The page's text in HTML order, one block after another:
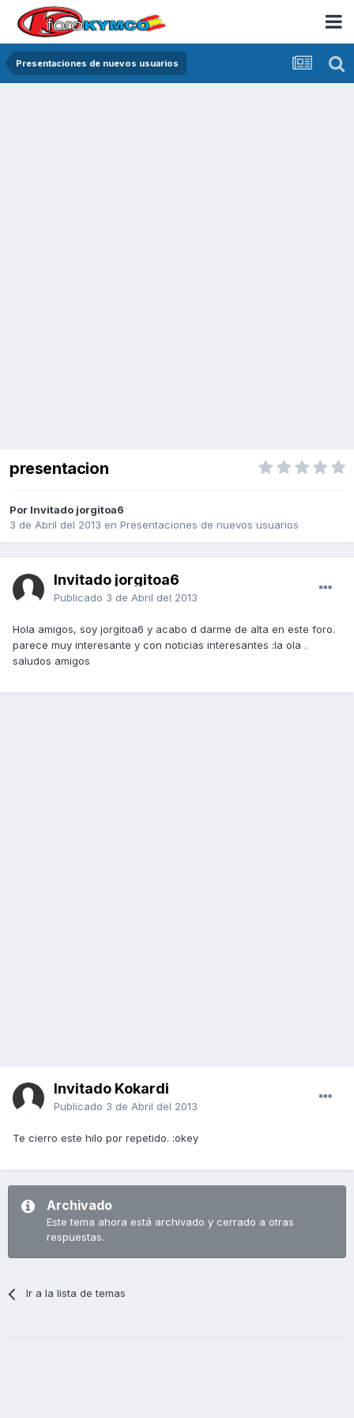
Presentaciones de nuevos usuarios
presentacion
Por Invitado jorgitoa6
3 de Abril del 2013 en Presentaciones de nuevos usuarios
Invitado jorgitoa6
Publicado 3 de Abril del 2013
Hola amigos, soy jorgitoa6 y acabo d darme de alta en este foro.
parece muy interesante y con noticias interesantes :la ola .
saludos amigos
Invitado Kokardi
Publicado 3 de Abril del 2013
Te cierro este hilo por repetido. :okey
Archivado
Este tema ahora está archivado y cerrado a otras
respuestas.
Ir a la lista de temas